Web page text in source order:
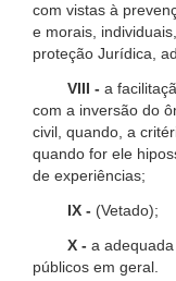
com vistas à
e morais,
proteção Jurídica,
VIII - a
com a inversão do
civil, quando, a
quando for ele
de experiências;
IX - (Vetado);
X - a
públicos em geral.